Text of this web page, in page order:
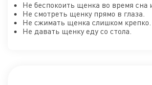
Не беспокоить щенка во время сна
Не смотреть щенку прямо в глаза.
Не сжимать щенка слишком крепко.
Не давать щенку еду со стола.